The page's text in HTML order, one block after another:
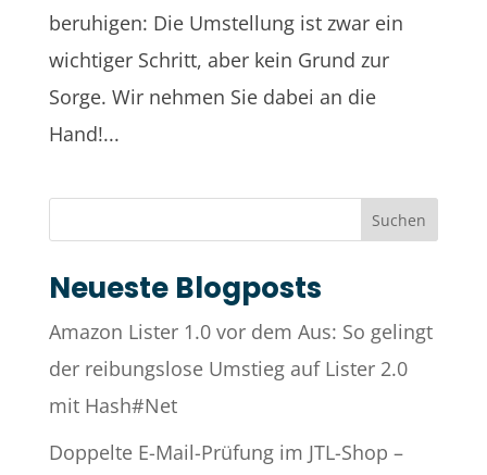
beruhigen: Die Umstellung ist zwar ein
wichtiger Schritt, aber kein Grund zur
Sorge. Wir nehmen Sie dabei an die
Hand!...
Suchen
Neueste Blogposts
Amazon Lister 1.0 vor dem Aus: So gelingt
der reibungslose Umstieg auf Lister 2.0
mit Hash#Net
Doppelte E-Mail-Prüfung im JTL-Shop –